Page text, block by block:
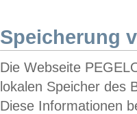
Speicherung
Die Webseite
lokalen Speicher des
Diese Informationen